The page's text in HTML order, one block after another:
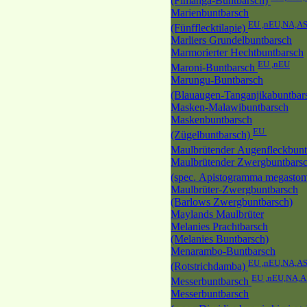
Marienbuntbarsch
(Fünfflecktilapie) EU ,nEU,NA,AS
Marliers Grundelbuntbarsch
Marmorierter Hechtbuntbarsch
Maroni-Buntbarsch EU ,nEU
Marungu-Buntbarsch
(Blauaugen-
Masken-Malawibuntbarsch
Maskenbuntbarsch
(Zügelbuntbarsch) EU
Maulbrütender
Maulbrütender
(spec. Apistogramma
Maulbrüter-Zwergbuntbarsch
(Barlows Zwergbuntbarsch)
Maylands Maulbrüter
Melanies Prachtbarsch
(Melanies Buntbarsch)
Menarambo-Buntbarsch
(Rotstrichdamba) EU ,nEU,NA,AS
Messerbuntbarsch EU
Messerbuntbarsch